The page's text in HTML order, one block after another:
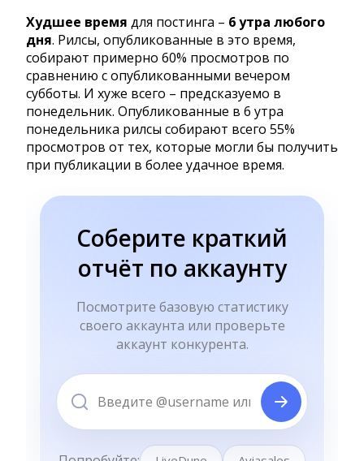
Худшее время для постинга – 6 утра любого
дня. Рилсы, опубликованные в это время,
собирают примерно 60% просмотров по
сравнению с опубликованными вечером
субботы. И хуже всего – предсказуемо в
понедельник. Опубликованные в 6 утра
понедельника рилсы собирают всего 55%
просмотров от тех, которые могли бы получить
при публикации в более удачное время.